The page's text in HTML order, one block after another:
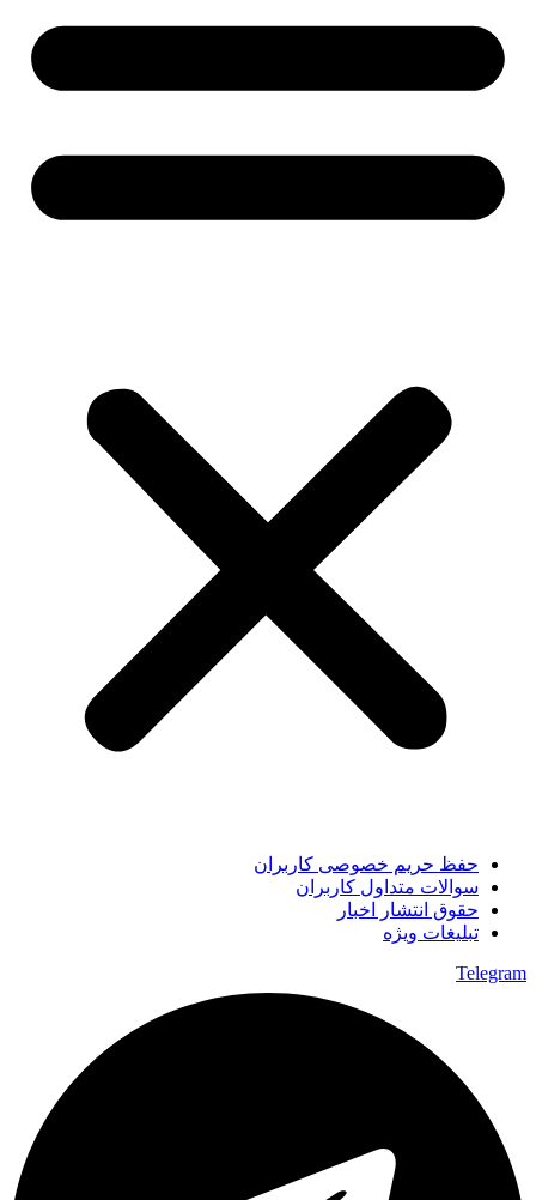
حفظ حریم خصوصی کاربران
سوالات متداول کاربران
حقوق انتشار اخبار
تبلیغات ویژه
Telegram